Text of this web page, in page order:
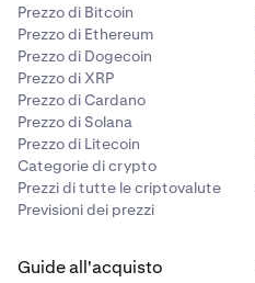
Prezzo di Bitcoin
Prezzo di Ethereum
Prezzo di Dogecoin
Prezzo di XRP
Prezzo di Cardano
Prezzo di Solana
Prezzo di Litecoin
Categorie di crypto
Prezzi di tutte le criptovalute
Previsioni dei prezzi
Guide all'acquisto